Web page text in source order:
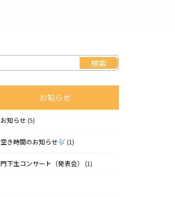
お知らせ
お知らせ (5)
空き時間のお知らせ (1)
門下生コンサート（発表会） (1)